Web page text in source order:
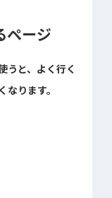
ページ
うと、よく行く
ります。